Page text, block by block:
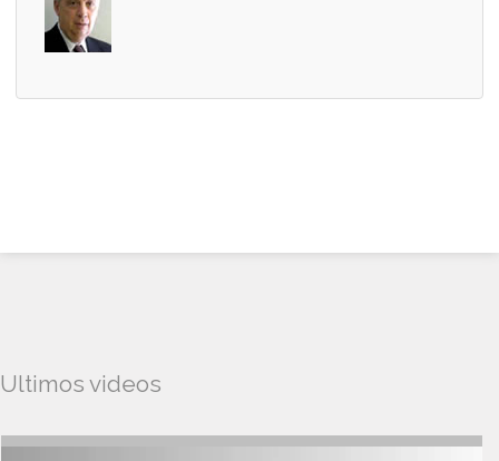
Ultimos videos